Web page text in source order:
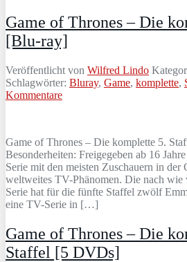
Game of Thrones – Die
[Blu-ray]
Veröffentlicht von Wilfred Lindo
Schlagwörter: Bluray, Game, komplette,
Kommentare
Game of Thrones – Die komplette 5.
Besonderheiten: Freigegeben ab 16
Serie mit den meisten Zuschauern in
weltweites TV-Phänomen. Die nach wie
Serie hat für die fünfte Staffel zwölf
eine TV-Serie in […]
Game of Thrones – Die
Staffel [5 DVDs]